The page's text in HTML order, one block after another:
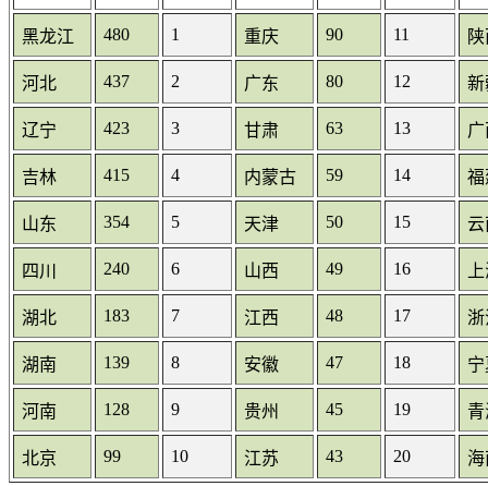
黑龙江 480 1 重庆 90 11
河北 437 2 广东 80 12 新
辽宁 423 3 甘肃 63 13
吉林 415 4 内蒙古 59 14 福
山东 354 5 天津 50 15 云
四川 240 6 山西 49 16
湖北 183 7 江西 48 17
湖南 139 8 安徽 47 18
河南 128 9 贵州 45 19
北京 99 10 江苏 43 20